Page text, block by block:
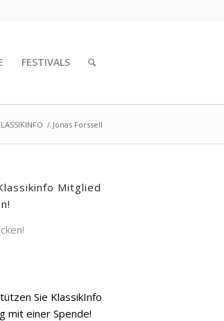
FESTIVALS
/ Jonas Forssell
Mitglied
Sie KlassikInfo
mit einer Spende!